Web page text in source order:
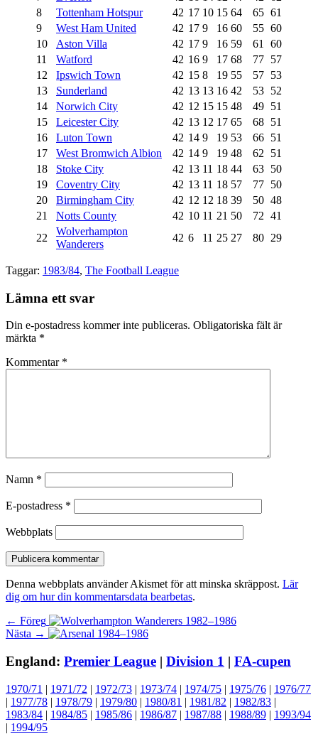
8
Tottenham Hotspur 42 17 10 15 64 65 61
9
West Ham United 42 17 9 16 60 55 60
10
Aston Villa 42 17 9 16 59 61
60
11
Watford 42 16 9 17 68 77 57
12
Ipswich Town 42 15 8 19 55 57 53
13
Sunderland 42 13 13 16 42 53 52
14
Norwich City 42 12 15 15 48 49 51
15
Leicester City 42 13 12 17 65 68 51
16
Luton Town 42 14 9 19 53 66 51
17
West Bromwich Albion 42 14 9 19 48 62
51
18
Stoke City 42 13 11 18 44 63 50
19
Coventry City 42 13 11 18 57 77 50
20
Birmingham City 42 12 12 18 39 50 48
21
Notts County 42 10 11 21 50 72 41
22
Wolverhampton
Wanderers
42 6 11 25 27 80 29
Taggar: 1983/84, The Football League
Lämna ett svar
Din e-postadress kommer inte publiceras. Obligatoriska fält är
märkta *
Kommentar *
Namn *
E-postadress *
Webbplats
Denna webbplats använder Akismet för att minska skräppost. Lär
dig om hur din kommentarsdata bearbetas.
Inläggsnavigering
← Föreg Föregående
inlägg:
Nästa → Nästa
England: Premier League | Division 1 | FA-cupen
1970/71 | 1971/72 | 1972/73 | 1973/74 | 1974/75 | 1975/76 | 1976/77
| 1977/78 | 1978/79 | 1979/80 | 1980/81 | 1981/82 | 1982/83 |
1983/84 | 1984/85 | 1985/86 | 1986/87 | 1987/88 | 1988/89 | 1993/94
| 1994/95